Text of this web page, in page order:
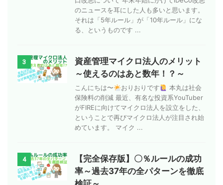
のニュースを耳にした人も多いと思います。
それは「5年ルール」が「10年ルール」にな
る、というものです ...
3
資産管理マイクロ法人のメリット
～使えるのはあと数年！？～
こんにちは〜 おりおりです
本丸は社会
保険料の削減 最近、有名な投資系YouTuber
がFIREに向けてマイクロ法人を設立をした、
ということで再びマイクロ法人が注目され始
めています。 マイク ...
4
【完全保存版】〇％ルールの成功
率～過去37年の全パターンを徹底